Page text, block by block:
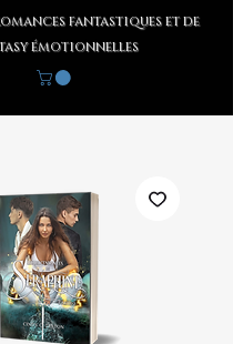
fantastiques et de
émotionnelles